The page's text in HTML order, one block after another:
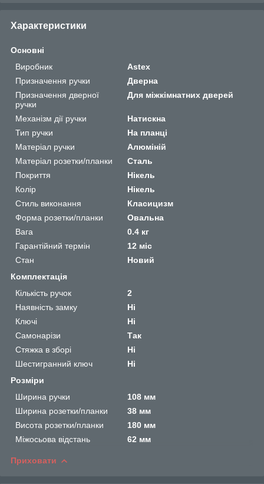
Характеристики
Основні
Виробник
Astex
Призначення ручки
Дверна
Призначення дверної
ручки
Для міжкімнатних дверей
Механізм дії ручки
Натискна
Тип ручки
На планці
Матеріал ручки
Алюміній
Матеріал розетки/планки
Сталь
Покриття
Нікель
Колір
Нікель
Стиль виконання
Класицизм
Форма розетки/планки
Овальна
Вага
0.4 кг
Гарантійний термін
12 міс
Стан
Новий
Комплектація
Кількість ручок
2
Наявність замку
Ні
Ключі
Ні
Самонарізи
Так
Стяжка в зборі
Ні
Шестигранний ключ
Ні
Розміри
Ширина ручки
108 мм
Ширина розетки/планки
38 мм
Висота розетки/планки
180 мм
Міжосьова відстань
62 мм
Приховати